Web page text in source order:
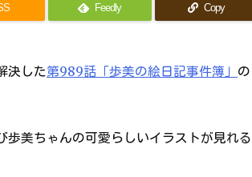
Feedly Copy
決した第989話「歩美の絵日記事件簿」 の
美ちゃんの可愛らしいイラストが見れる